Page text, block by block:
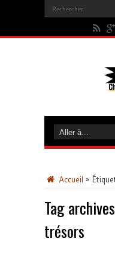
Accueil »
Tag
trésors